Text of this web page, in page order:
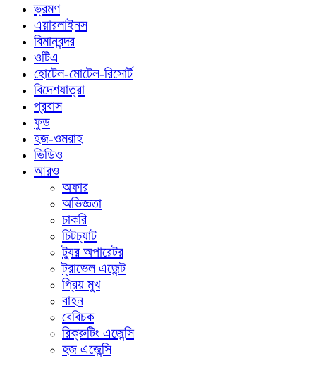
ভ্রমণ
এয়ারলাইনস
বিমানবন্দর
ওটিএ
হোটেল-মোটেল-রিসোর্ট
বিদেশযাত্রা
প্রবাস
ফুড
হজ-ওমরাহ
ভিডিও
আরও
অফার
অভিজ্ঞতা
চাকরি
চিটচ্যাট
ট্যুর অপারেটর
ট্রাভেল এজেন্ট
প্রিয় মুখ
বাহন
বেবিচক
রিক্রুটিং এজেন্সি
হজ এজেন্সি